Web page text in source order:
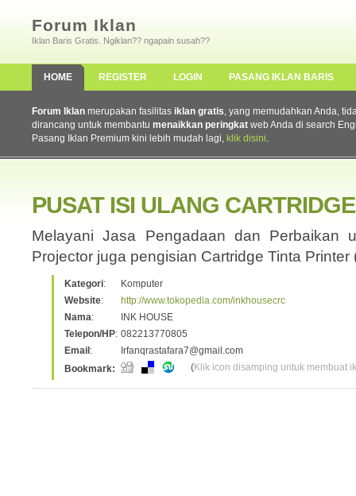
Forum Iklan
Iklan Baris Gratis. Ngiklan?? ngapain susah??
HOME REGISTER LOGIN PASANG IKLAN BARIS
Forum Iklan merupakan fasilitas iklan gratis, yang memudahkan Anda,
dirancang untuk membantu menaikkan peringkat web Anda di search
Pasang Iklan Premium kini lebih mudah lagi, klik disini.
PUSAT ISI ULANG
Melayani Jasa Pengadaan dan Perbaikan
Projector juga pengisian Cartridge Tinta
Kategori:
Komputer
Website:
http://www.tokopedia.com/inkhousecrc
Nama:
INK HOUSE
Telepon/HP: 082213770805
Email :
Irfanqrastafara7@gmail.com
Bookmark:
(Klik icon disamping untuk membuat